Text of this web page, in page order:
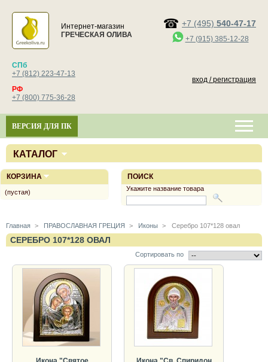
Интернет-магазин
ГРЕЧЕСКАЯ ОЛИВА
+7 (495) 540-47-17
+7 (915) 385-12-28
СПб
+7 (812) 223-47-13
РФ
+7 (800) 775-36-28
вход / регистрация
ВЕРСИЯ ДЛЯ ПК
КАТАЛОГ
Главная > ПРАВОСЛАВНАЯ ГРЕЦИЯ > Иконы > Серебро 107*128 овал
СЕРЕБРО 107*128 ОВАЛ
Сортировать по
ПОИСК
Укажите название товара
КОРЗИНА
(пустая)